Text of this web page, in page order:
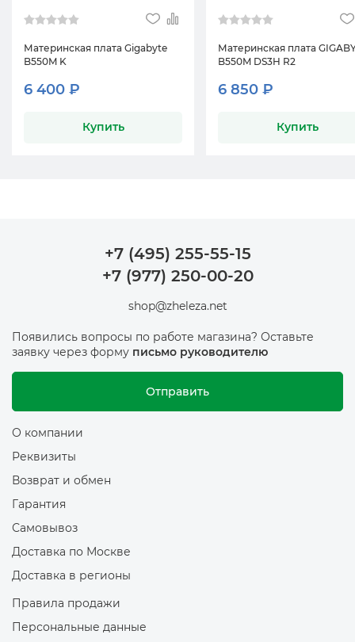
Материнская плата Gigabyte
B550M K
6 400 ₽
Купить
Материнская плата
B550M DS3H R2
6 850 ₽
Купить
+7 (495) 255-55-15
+7 (977) 250-00-20
shop@zheleza.net
Появились вопросы по работе магазина? Оставьте
заявку через форму письмо руководителю
Отправить
О компании
Реквизиты
Возврат и обмен
Гарантия
Самовывоз
Доставка по Москве
Доставка в регионы
Правила продажи
Персональные данные